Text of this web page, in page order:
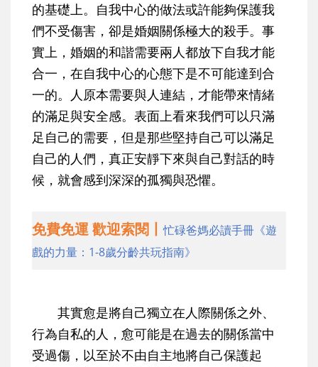
的基礎上。 自我中心的做法或許能夠保護我
們不受傷害，卻是婚姻關係極大的殺手。 事
實上，婚姻的和諧需要兩人都放下自我才能
合一，在自我中心的心態下是不可能達到合
一的。人原本需要與人連結，才能帶來情緒
的滿足與安全感。表面上看來我們可以只滿
足自己的需要，但是那些堅持自己可以滿足
自己的人們，真正安靜下來與自己對話的時
候，就會感到深深的孤獨與恐懼。
免費免運 歡迎索閱丨忙碌爸媽必讀手冊《遊
戲的力量：1-8歲分齡共玩指南》
其實愈是將自己獨立在人際關係之外、
行為自私的人，愈可能是在過去的關係當中
受過傷，以至於不由自主地將自己保護起